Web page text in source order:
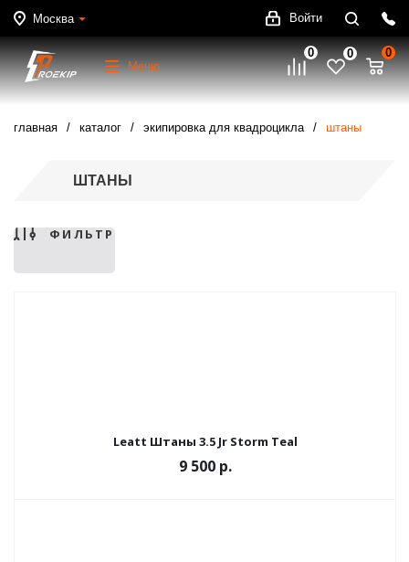
Москва Войти
Меню
0 0 0
главная каталог экипировка для квадроцикла штаны
ШТАНЫ
ФИЛЬТР
Leatt Штаны 3.5 Jr Storm Teal
9 500 р.